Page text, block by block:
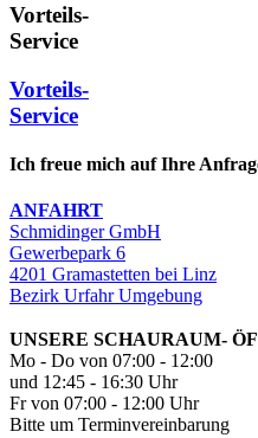
Vorteils-
Service
Vorteils-
Service
Ich freue mich auf Ihre
ANFAHRT
Schmidinger GmbH
Gewerbepark 6
4201 Gramastetten bei Linz
Bezirk Urfahr Umgebung
UNSERE SCHAURAUM-
Mo - Do von 07:00 - 12:00
und 12:45 - 16:30 Uhr
Fr von 07:00 - 12:00 Uhr
Bitte um Terminvereinbarung